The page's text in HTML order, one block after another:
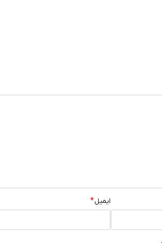
ایمیل*